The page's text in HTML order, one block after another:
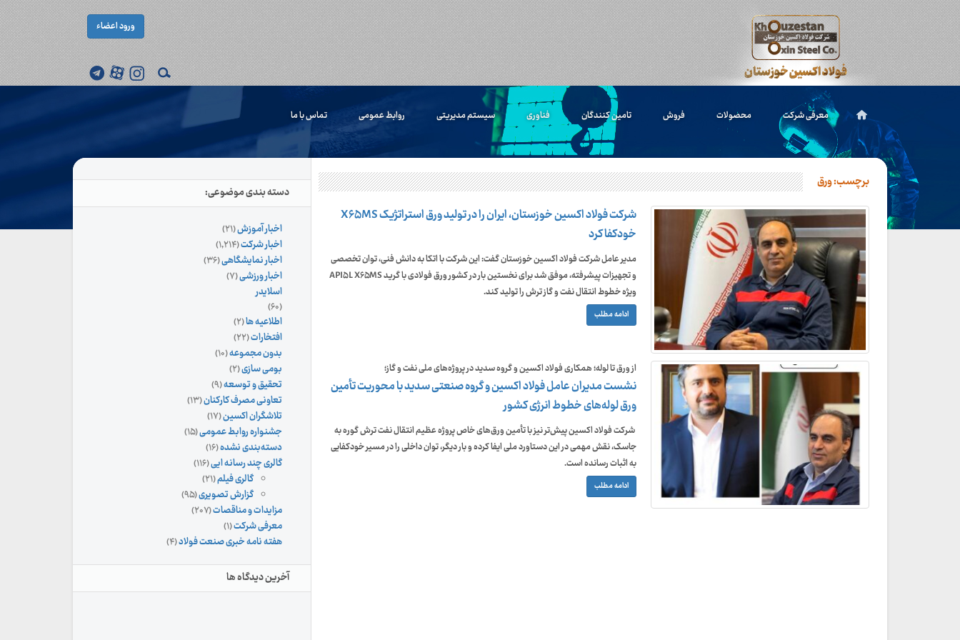
ورود اعضاء
معرفی شرکت محصولات فروش تامین کنندگان فناوری سیستم مدیریتی روابط عمومی تماس با ما
برچسب:ورق
شرکت فولاد اکسین خوزستان، ایران را در تولید ورق استراتژیک X۶۵MS
خودکفا کرد
مدیر عامل شرکت فولاد اکسین خوزستان گفت: این شرکت با اتکا به دانش فنی، توان تخصصی
و تجهیزات پیشرفته، موفق شد برای نخستین بار در کشور ورق فولادی با گرید API۵L X۶۵MS
ویژه خطوط انتقال نفت و گاز ترش را تولید کند.
ادامه مطلب
از ورق تا لوله؛ همکاری فولاد اکسین و گروه سدید در پروژه‌های ملی نفت و گاز؛
نشست مدیران عامل فولاد اکسین و گروه صنعتی سدید با محوریت تأمین
ورق لوله‌های خطوط انرژی کشور
شرکت فولاد اکسین پیش‌تر نیز با تأمین ورق‌های خاص پروژه عظیم انتقال نفت ترش گوره به
جاسک، نقش مهمی در این دستاورد ملی ایفا کرده و بار دیگر، توان داخلی را در مسیر خودکفایی
به اثبات رسانده است.
ادامه مطلب
دسته بندی موضوعی:
اخبار آموزش(۲۱)
اخبار شرکت(۱,۲۱۴)
اخبار نمایشگاهی(۳۶)
اخبار ورزشی(۷)
اسلایدر
(۶۰)
اطلاعیه ها(۲)
افتخارات(۲۲)
بدون مجموعه(۱۰)
بومی سازی(۲)
تحقیق و توسعه(۹)
تعاونی مصرف کارکنان(۱۳)
تلاشگران اکسین(۱۷)
جشنواره روابط عمومی(۱۵)
دسته‌بندی نشده(۱۶)
گالری چند رسانه ایی(۱۱۶)
گالری فیلم(۲۱)
گزارش تصویری(۹۵)
مزایدات و مناقصات(۲۰۷)
معرفی شرکت(۱)
هفته نامه خبری صنعت فولاد(۴)
آخرین دیدگاه ها